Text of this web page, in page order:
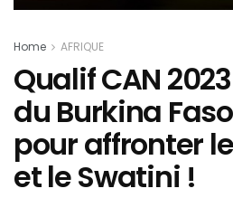
Home AFRIQUE
Qualif CAN
du Burkina
pour affronter
et le Swatini !